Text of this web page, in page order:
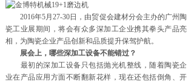
2016年5月27-30日，由贸促会建材分会主办的广州陶
瓷工业展期间，将会有众多深加工企业携其拳头产品亮
相，为陶瓷企业产品创新和品质提升保驾护航。
展会上，哪些深加工设备不能错过？
最初的深加工设备只包括抛光机整线，随着陶瓷企
业在产品应用方面不断翻新花样，现在还包括倒角、开